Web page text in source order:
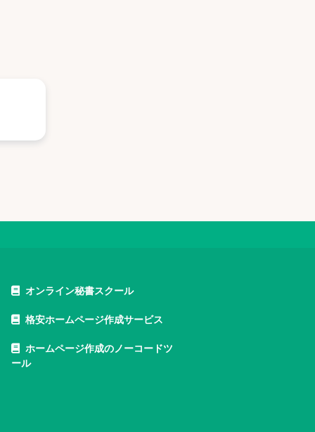
オンライン秘書スクール
格安ホームページ作成サービス
ホームページ作成のノーコードツ
ール